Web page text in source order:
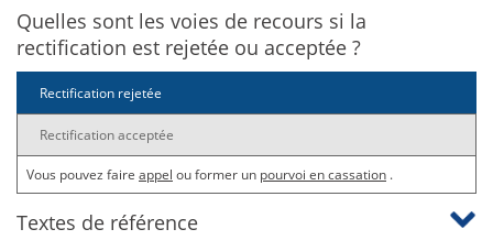
Quelles sont les voies de recours si la
rectification est rejetée ou acceptée ?
Rectification rejetée
Rectification acceptée
Vous pouvez faire appel ou former un pourvoi en cassation .
Textes de référence